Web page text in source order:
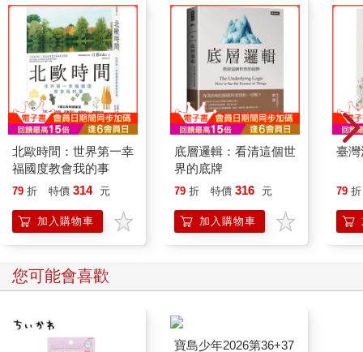
北歐時間：世界第一幸
福國度教會我的事
79 折 特價 314 元
加入購物車
底層邏輯：看清這個世
界的底牌
79 折 特價 316 元
加入購物車
臺
79 折
您可能會喜歡